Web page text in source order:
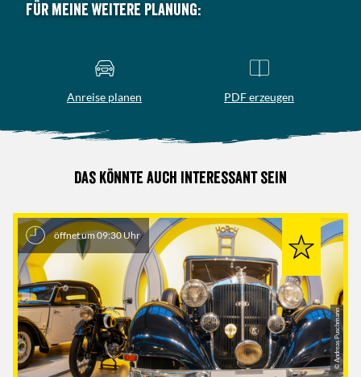
Für meine weitere Planung:
Anreise planen PDF erzeugen
Das könnte auch interessant sein
öffnet um 09:30 Uhr
© Andreas Puschmann